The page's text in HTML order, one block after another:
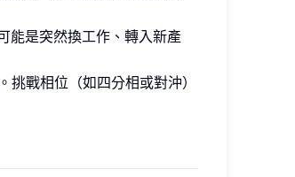
能是突然換工作、轉入新產
戰相位（如四分相或對沖）